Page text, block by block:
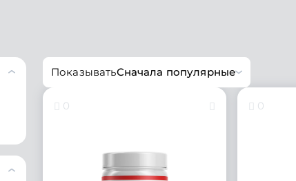
ПоказыватьСначала популярные
0 0